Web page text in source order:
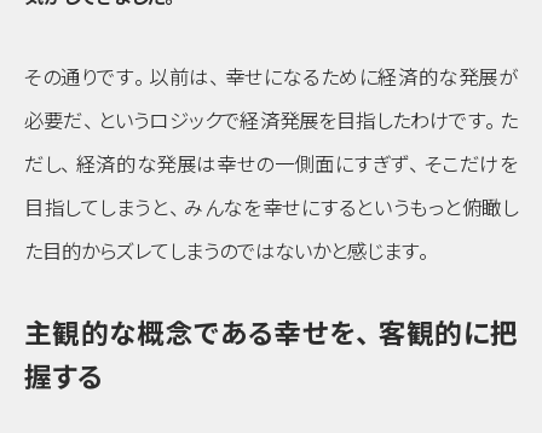
その通りです。 以前は、 幸せになるために経済的な発展が
必要だ、 というロジックで経済発展を目指したわけです。 た
だし、 経済的な発展は幸せの一側面にすぎず、 そこだけを
目指してしまうと、 みんなを幸せにするというもっと俯瞰し
た目的からズレてしまうのではないかと感じます。
主観的な概念である幸せを、 客観的に把
握する